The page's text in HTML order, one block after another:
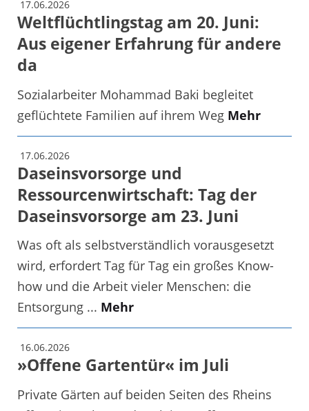
17.06.2026
Weltflüchtlingstag am 20. Juni:
Aus eigener Erfahrung für andere
da
Sozialarbeiter Mohammad Baki begleitet
geflüchtete Familien auf ihrem Weg Mehr
17.06.2026
Daseinsvorsorge und
Ressourcenwirtschaft: Tag der
Daseinsvorsorge am 23. Juni
Was oft als selbstverständlich vorausgesetzt
wird, erfordert Tag für Tag ein großes Know-
how und die Arbeit vieler Menschen: die
Entsorgung ... Mehr
16.06.2026
»Offene Gartentür« im Juli
Private Gärten auf beiden Seiten des Rheins